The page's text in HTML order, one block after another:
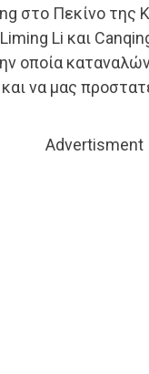
στο Πεκίνο
Li και
οποία
να μας
Advertisment